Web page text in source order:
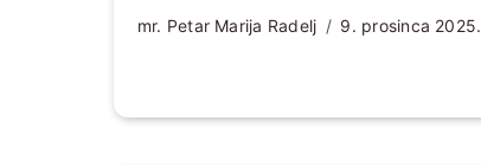
mr. Petar Marija Radelj 9. prosinca 2025.